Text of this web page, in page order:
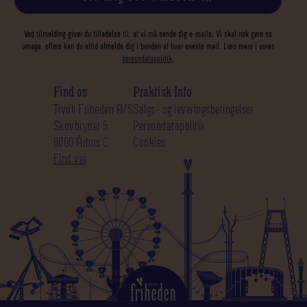
Find os
Tivoli Friheden A/S
Skovbrynet 5
8000 Århus C
Find vej
Praktisk Info
Salgs- og leveringsbetingelser
Persondatapolitik
Cookies
Ved tilmelding giver du tilladelse til, at vi må sende dig e-mails. Vi skal nok gøre os
umage, ellers kan du altid afmelde dig i bunden af hver eneste mail. Læs mere i vores
persondatapolitik.